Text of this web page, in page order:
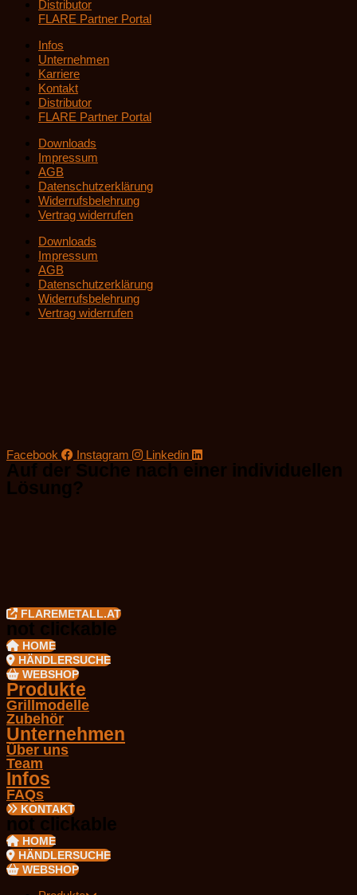
Distributor
FLARE Partner Portal
Infos
Unternehmen
Karriere
Kontakt
Distributor
FLARE Partner Portal
Downloads
Impressum
AGB
Datenschutzerklärung
Widerrufsbelehrung
Vertrag widerrufen
Downloads
Impressum
AGB
Datenschutzerklärung
Widerrufsbelehrung
Vertrag widerrufen
Facebook Instagram Linkedin
Auf der Suche nach einer individuellen
Lösung?
FLAREMETALL.AT
not clickable
HOME
HÄNDLERSUCHE
WEBSHOP
Produkte
Grillmodelle
Zubehör
Unternehmen
Über uns
Team
Infos
FAQs
KONTAKT
not clickable
HOME
HÄNDLERSUCHE
WEBSHOP